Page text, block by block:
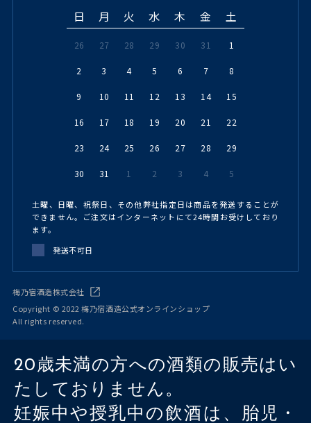
日 月 火 水 木 金 土
26 27 28 29 30 31 1
2 3 4 5 6 7 8
9 10 11 12 13 14 15
16 17 18 19 20 21 22
23 24 25 26 27 28 29
30 31 1 2 3 4 5
土曜、日曜、祝祭日、その他弊社指定日は商品を発送することが
できません。ご注文はインターネットにて24時間お受けしており
ます。
発送不可日
梅乃宿酒造株式会社
Copyright © 2022 梅乃宿酒造公式オンラインショップ
All rights reserved.
20歳未満の方への酒類の販売はい
たしておりません。
妊娠中や授乳中の飲酒は、胎児・